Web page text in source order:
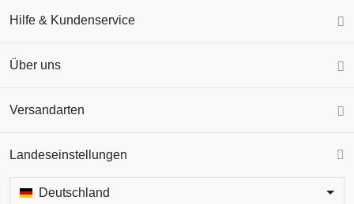
Hilfe & Kundenservice
Über uns
Versandarten
Landeseinstellungen
Deutschland